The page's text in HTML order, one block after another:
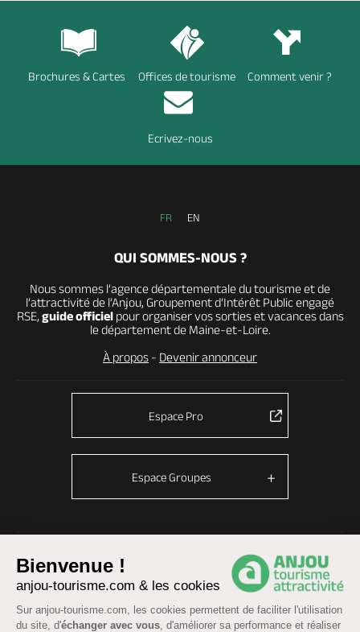
Bienvenue !
anjou-tourisme.com & les cookies
Sur anjou-tourisme.com, les cookies permettent de faciliter l'utilisation
du site, d'échanger avec vous, d'améliorer sa performance et réaliser
Brochures & Cartes Offices de tourisme Comment venir ?
Ecrivez-nous
FR EN
QUI SOMMES-NOUS ?
Nous sommes l’agence départementale du tourisme et de
l’attractivité de l’Anjou, Groupement d’Intérêt Public engagé
RSE, guide officielpour organiser vos sorties et vacances dans
le département de Maine-et-Loire.
À propos - Devenir annonceur
Espace Pro
Espace Groupes
Mentions légales Données personnelles-Cookies